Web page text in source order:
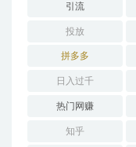
引流
投放
拼多多
日入过千
热门网赚
知乎